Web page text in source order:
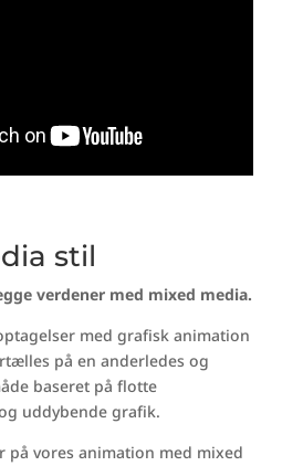
stil
verdener med mixed media.
med grafisk animation
på en anderledes og
baseret på flotte
uddybende grafik.
på vores animation med mixed